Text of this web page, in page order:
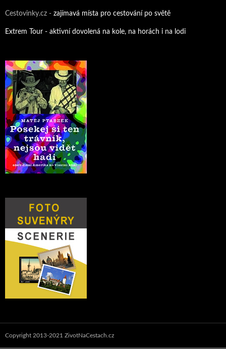
Cestovinky.cz - zajímavá místa pro cestování po světě
Extrem Tour - aktivní dovolená na kole, na horách i na lodi